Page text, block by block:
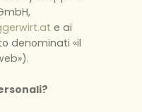
e ai
denominati «il